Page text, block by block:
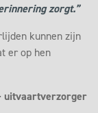
zorgt.”
kunnen zijn
er op hen
uitvaartverzorger